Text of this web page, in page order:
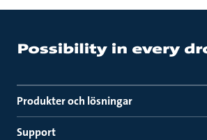
Produkter och lösningar
Support